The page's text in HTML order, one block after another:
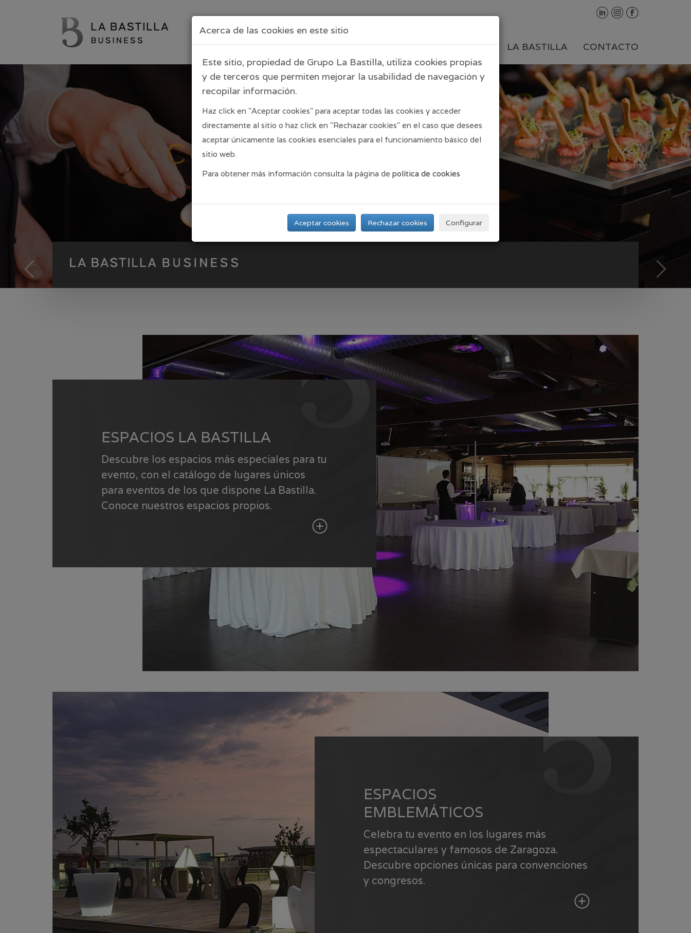
ESPACIOS LA BASTILLA GO SERVICIOS LA BASTILLA CONTACTO
ESPACIOS LA BASTILLA
Descubre los espacios más especiales para tu
evento, con el catálogo de lugares únicos
para eventos de los que dispone La Bastilla.
Conoce nuestros espacios propios.
ESPACIOS
EMBLEMÁTICOS
Celebra tu evento en los lugares más
espectaculares y famosos de Zaragoza.
Descubre opciones únicas para convenciones
y congresos.
Acerca de las cookies en este sitio
Este sitio, propiedad de Grupo La Bastilla, utiliza cookies propias
y de terceros que permiten mejorar la usabilidad de navegación y
recopilar información.
Haz click en "Aceptar cookies" para aceptar todas las cookies y acceder
directamente al sitio o haz click en "Rechazar cookies" en el caso que desees
aceptar únicamente las cookies esenciales para el funcionamiento básico del
sitio web.
Para obtener más información consulta la página de política de cookies
Aceptar cookies Rechazar cookies Configurar